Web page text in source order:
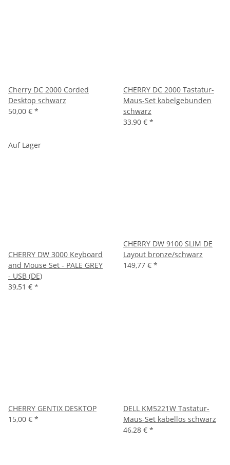
Cherry DC 2000 Corded
Desktop schwarz
50,00 € *
CHERRY DC 2000 Tastatur-
Maus-Set kabelgebunden
schwarz
33,90 € *
Auf Lager
CHERRY DW 3000 Keyboard
and Mouse Set - PALE GREY
- USB (DE)
39,51 € *
CHERRY DW 9100 SLIM DE
Layout bronze/schwarz
149,77 € *
CHERRY GENTIX DESKTOP
15,00 € *
DELL KM5221W Tastatur-
Maus-Set kabellos schwarz
46,28 € *